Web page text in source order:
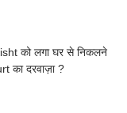
को लगा घर से निकलने
का दरवाज़ा ?